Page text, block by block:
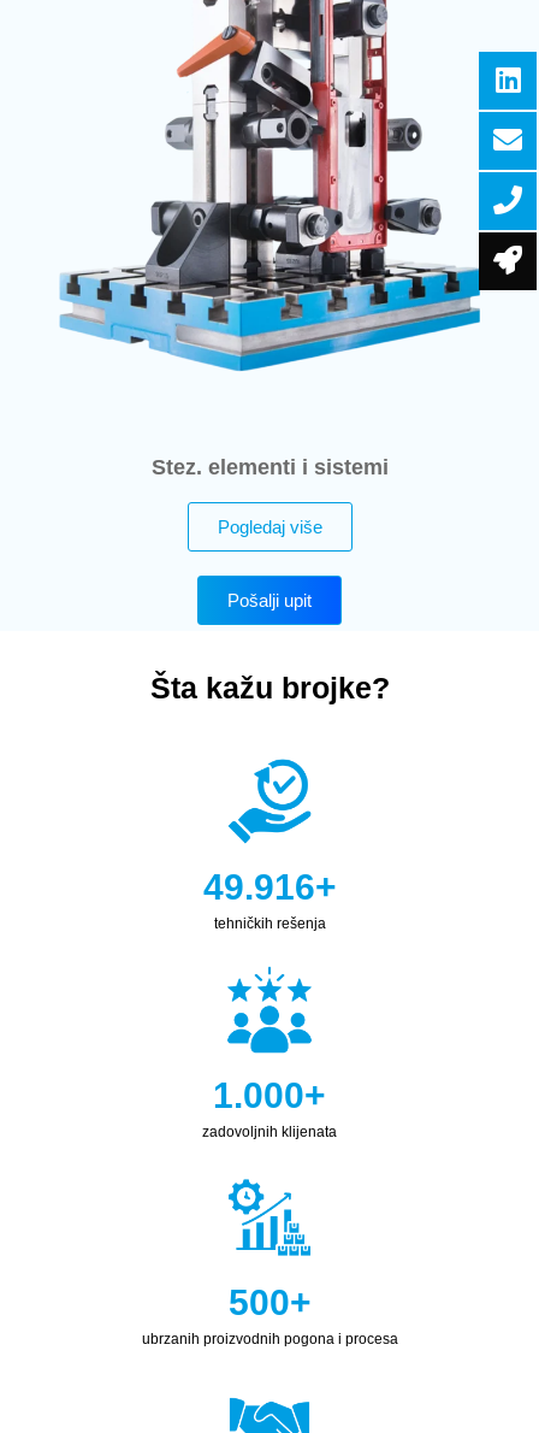
Stez. elementi i sistemi
Pogledaj više
Pošalji upit
Šta kažu brojke?
tehničkih rešenja
50.000+
zadovoljnih klijenata
1.000+
ubrzanih proizvodnih pogona i procesa
500+